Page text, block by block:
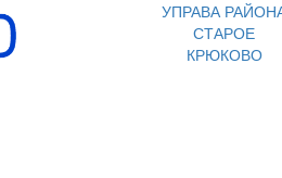
УПРАВА
СТАРОЕ
КРЮКОВО